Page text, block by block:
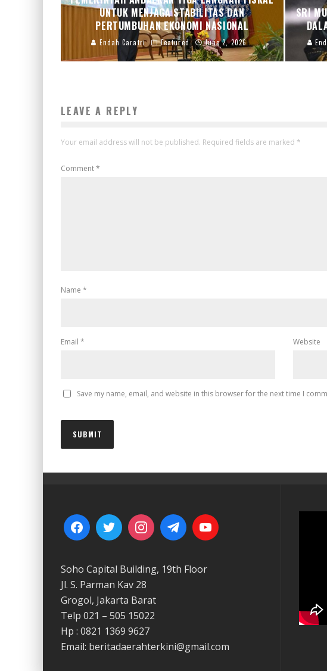
UNTUK MENJAGA STABILITAS DAN
PERTUMBUHAN EKONOMI NASIONAL
Endah Caratri Featured June 2, 2026
SRI
LEAVE A REPLY
Your email address will not be published. Required fields are marked *
Comment*
Name *
Email * Website
Save my name, email, and website in this browser for the next time I
Soho Capital Building, 19th Floor
Jl. S. Parman Kav 28
Grogol, Jakarta Barat
Telp 021 – 505 15022
Hp : 0821 1369 9627
Email: beritadaerahterkini@gmail.com